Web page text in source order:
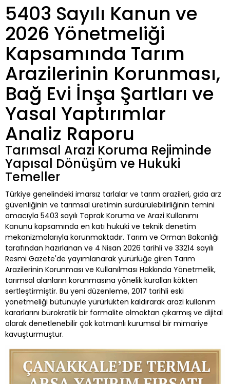
5403 Sayılı Kanun ve
2026 Yönetmeliği
Kapsamında Tarım
Arazilerinin Korunması,
Bağ Evi İnşa Şartları ve
Yasal Yaptırımlar
Analiz Raporu
Tarımsal Arazi Koruma Rejiminde
Yapısal Dönüşüm ve Hukuki
Temeller
Türkiye genelindeki imarsız tarlalar ve tarım arazileri, gıda arz
güvenliğinin ve tarımsal üretimin sürdürülebilirliğinin temini
amacıyla 5403 sayılı Toprak Koruma ve Arazi Kullanımı
Kanunu kapsamında en katı hukuki ve teknik denetim
mekanizmalarıyla korunmaktadır. Tarım ve Orman Bakanlığı
tarafından hazırlanan ve 4 Nisan 2026 tarihli ve 33214 sayılı
Resmi Gazete'de yayımlanarak yürürlüğe giren Tarım
Arazilerinin Korunması ve Kullanılması Hakkında Yönetmelik,
tarımsal alanların korunmasına yönelik kuralları kökten
sertleştirmiştir. Bu yeni düzenleme, 2017 tarihli eski
yönetmeliği bütünüyle yürürlükten kaldırarak arazi kullanım
kararlarını bürokratik bir formalite olmaktan çıkarmış ve dijital
olarak denetlenebilir çok katmanlı kurumsal bir mimariye
kavuşturmuştur.